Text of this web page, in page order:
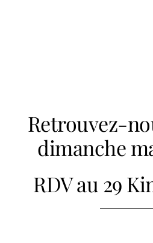
Retrouvez-
dimanche
RDV au 29